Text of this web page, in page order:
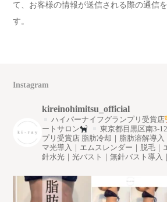
て、お客様の情報が送信される際の通信
す。
Instagram
kireinohimitsu_official
ハイパーナイフグランプリ受賞店
ートサロン
東京都目黒区南3-
プリ受賞店 脂肪冷却｜脂肪溶解導
マ光導入｜エムスレンダー｜脱毛｜
針水光｜光バスト｜無針バスト導入